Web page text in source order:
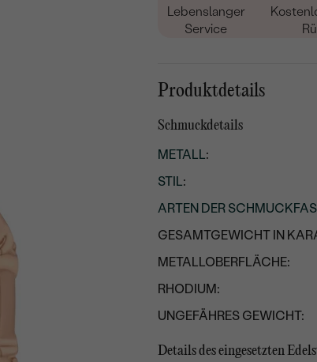
Lebenslanger
Service
Produktdetails
Schmuckdetails
METALL:
STIL:
ARTEN DER
GESAMTGEWICHT IN
METALLOBERFLÄCHE:
RHODIUM:
UNGEFÄHRES GEWICHT:
Details des eingesetzten